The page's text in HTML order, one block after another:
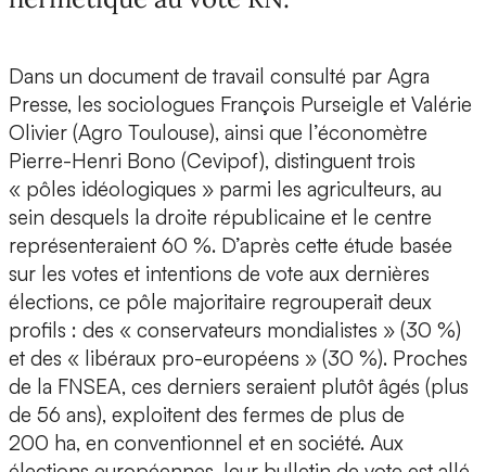
Dans un document de travail consulté par Agra
Presse, les sociologues François Purseigle et Valérie
Olivier (Agro Toulouse), ainsi que l’économètre
Pierre-Henri Bono (Cevipof), distinguent trois
« pôles idéologiques » parmi les agriculteurs, au
sein desquels la droite républicaine et le centre
représenteraient 60 %. D’après cette étude basée
sur les votes et intentions de vote aux dernières
élections, ce pôle majoritaire regrouperait deux
profils : des « conservateurs mondialistes » (30 %)
et des « libéraux pro-européens » (30 %). Proches
de la FNSEA, ces derniers seraient plutôt âgés (plus
de 56 ans), exploitent des fermes de plus de
200 ha, en conventionnel et en société. Aux